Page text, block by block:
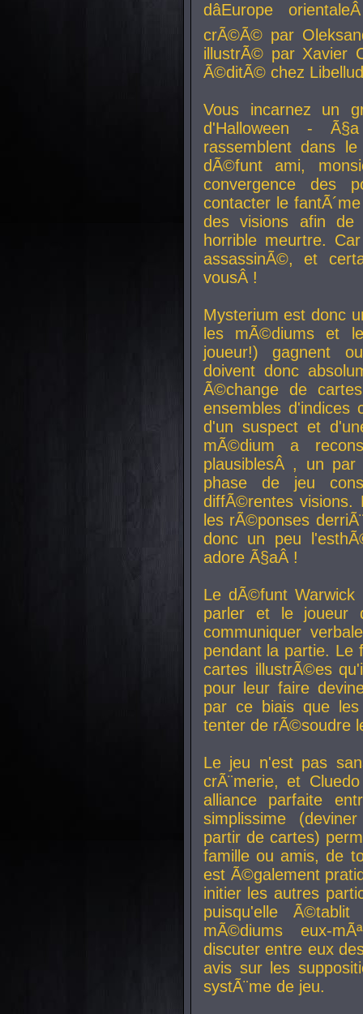
dâEurope
crÃ©Ã© par
illustrÃ© par Xavier
Ã©ditÃ© chez
Vous incarnez un
d'Halloween -
rassemblent dans
dÃ©funt ami,
convergence des
contacter le
des visions afin
horrible meurtre.
assassinÃ©, et
vousÂ !
Mysterium est donc
les mÃ©diums et
joueur!) gagnent
doivent donc
Ã©change de
ensembles d'indices
d'un suspect et
mÃ©dium a
plausiblesÂ , un par
phase de jeu
diffÃ©rentes visions.
les rÃ©ponses
donc un peu
adore Ã§aÂ !
Le dÃ©funt Warwick
parler et le joueur
communiquer
pendant la partie. Le
cartes illustrÃ©es
pour leur faire
par ce biais que
tenter de rÃ©soudre
Le jeu n'est pas
crÃ¨merie, et
alliance parfaite
simplissime
partir de cartes)
famille ou amis, de
est Ã©galement
initier les autres
puisqu'elle
mÃ©diums eux-
discuter entre eux
avis sur les
systÃ¨me de jeu.